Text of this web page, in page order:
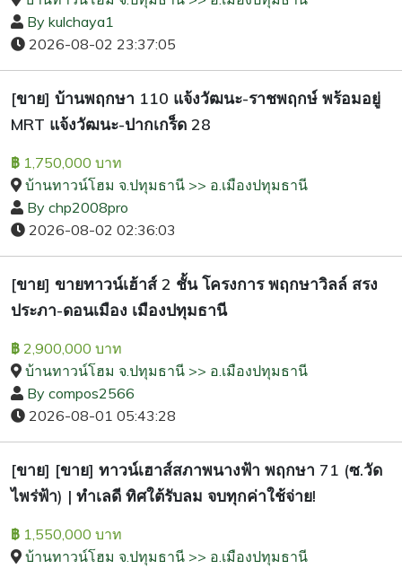
By kulchaya1
2026-08-02 23:37:05
[ขาย] บ้านพฤกษา 110 แจ้งวัฒนะ-ราชพฤกษ์ พร้อมอยู่
MRT แจ้งวัฒนะ-ปากเกร็ด 28
฿ 1,750,000 บาท
บ้านทาวน์โฮม จ.ปทุมธานี >> อ.เมืองปทุมธานี
By chp2008pro
2026-08-02 02:36:03
[ขาย] ขายทาวน์เฮ้าส์ 2 ชั้น โครงการ พฤกษาวิลล์ สรง
ประภา-ดอนเมือง เมืองปทุมธานี
฿ 2,900,000 บาท
บ้านทาวน์โฮม จ.ปทุมธานี >> อ.เมืองปทุมธานี
By compos2566
2026-08-01 05:43:28
[ขาย] [ขาย] ทาวน์เฮาส์สภาพนางฟ้า พฤกษา 71 (ซ.วัด
ไพร่ฟ้า) | ทำเลดี ทิศใต้รับลม จบทุกค่าใช้จ่าย!
฿ 1,550,000 บาท
บ้านทาวน์โฮม จ.ปทุมธานี >> อ.เมืองปทุมธานี